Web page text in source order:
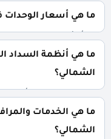
ما هي أسعار الوحدات
ما هي أنظمة السداد
الشمالي؟
ما هي الخدمات
الشمالي؟